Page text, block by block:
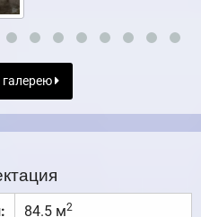
галерею
84.5 м2